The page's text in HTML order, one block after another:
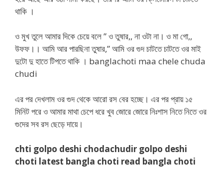
থাকি ।
ও মুখ তুলে আমার দিকে চেয়ে বলে ” ও তুষার,, না ওটা না। ও মা গো,,
উফফ।। আমি আর পারছিনা তুষার,” আমি ওর গুদ চাটতে চাটতে ওর মাই
দুটো দু হাতে টিপতে থাকি । banglachoti maa chele chuda
chudi
এর পর দেখলাম ওর গুদ থেকে আরো রস বের হচ্ছে। এর পর প্রায় ১৫
মিনিট পরে ও আমার মাথা চেপে ধরে খুব জোরে জোরে নিঃশাস নিতে নিতে ওর
গুদের সব রস ছেড়ে দায়ে।
chti golpo deshi chodachudir golpo deshi
choti latest bangla choti read bangla choti